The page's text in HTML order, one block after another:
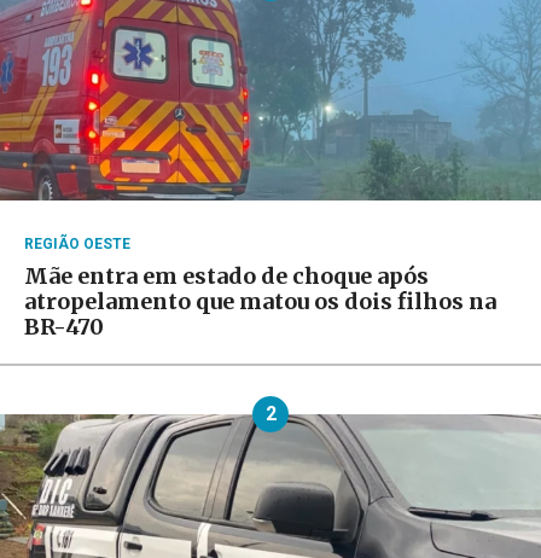
REGIÃO OESTE
Mãe entra em estado de choque após
atropelamento que matou os dois filhos na
BR-470
2